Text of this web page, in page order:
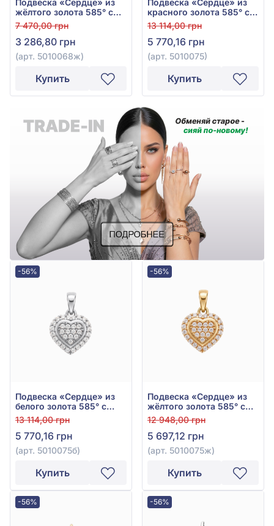
Подвеска «Сердце» из
жёлтого золота 585° с
фианитом, арт.
5010068ж
7 470,00 грн
3 286,80 грн
(арт. 5010068ж)
Купить
Подвеска «Сердце» из
красного золота 585° с
фианитом, арт. 5010075
13 114,00 грн
5 770,16 грн
(арт. 5010075)
Купить
-56%
Подвеска «Сердце» из
белого золота 585° с
фианитом, арт. 5010075б
13 114,00 грн
5 770,16 грн
(арт. 5010075б)
Купить
-56%
Подвеска «Сердце» из
жёлтого золота 585° с
фианитом, арт. 5010075ж
12 948,00 грн
5 697,12 грн
(арт. 5010075ж)
Купить
-56% -56%